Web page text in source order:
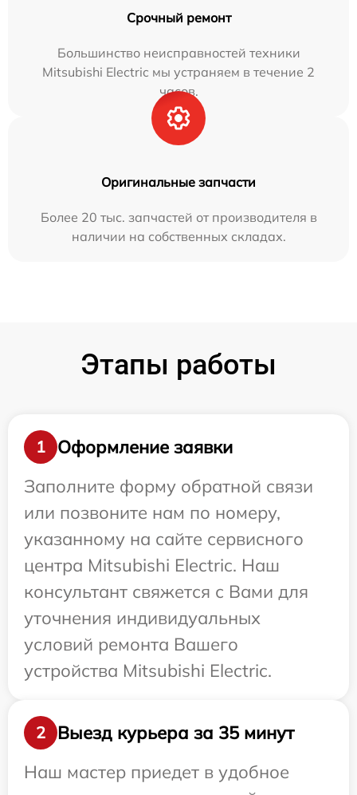
Срочный ремонт
Большинство неисправностей техники
Mitsubishi Electric мы устраняем в течение 2
часов.
Оригинальные запчасти
Более 20 тыс. запчастей от производителя в
наличии на собственных складах.
Этапы работы
1
Оформление заявки
Заполните форму обратной связи
или позвоните нам по номеру,
указанному на сайте сервисного
центра Mitsubishi Electric. Наш
консультант свяжется с Вами для
уточнения индивидуальных
условий ремонта Вашего
устройства Mitsubishi Electric.
2
Выезд курьера за 35 минут
Наш мастер приедет в удобное